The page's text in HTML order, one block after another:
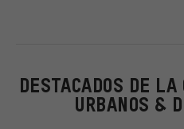
DESTACADOS DE LA
URBANOS &